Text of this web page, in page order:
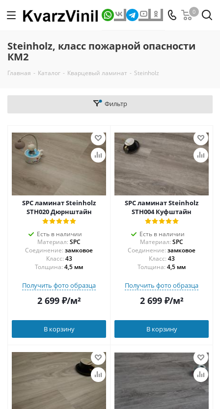
0
Steinholz, класс пожарной опасности
КМ2
Главная - Каталог - Кварцевый ламинат - Steinholz
Фильтр
SPC ламинат Steinholz
STH020 Дюрнштайн
Есть в наличии
Материал: SPC
Соединение: замковое
43
Толщина: 4,5 мм
Получить фото образца
2 699₽/м²
В корзину
SPC ламинат Steinholz
STH004 Куфштайн
Есть в наличии
Материал: SPC
Соединение: замковое
43
Толщина: 4,5 мм
Получить фото образца
2 699₽/м²
В корзину